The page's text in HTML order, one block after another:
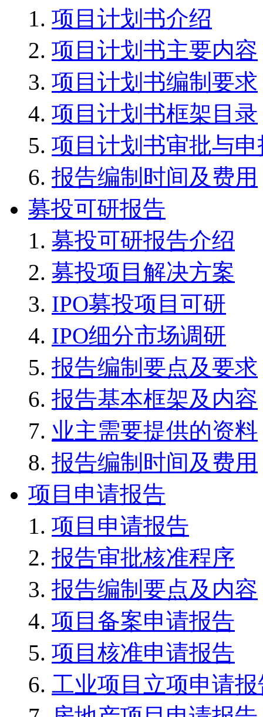
项目计划书介绍
项目计划书主要内容
项目计划书编制要求
项目计划书框架目录
项目计划书审批与申
报告编制时间及费用
募投可研报告
募投可研报告介绍
募投项目解决方案
IPO募投项目可研
IPO细分市场调研
报告编制要点及要求
报告基本框架及内容
业主需要提供的资料
报告编制时间及费用
项目申请报告
项目申请报告
报告审批核准程序
报告编制要点及内容
项目备案申请报告
项目核准申请报告
工业项目立项申请报